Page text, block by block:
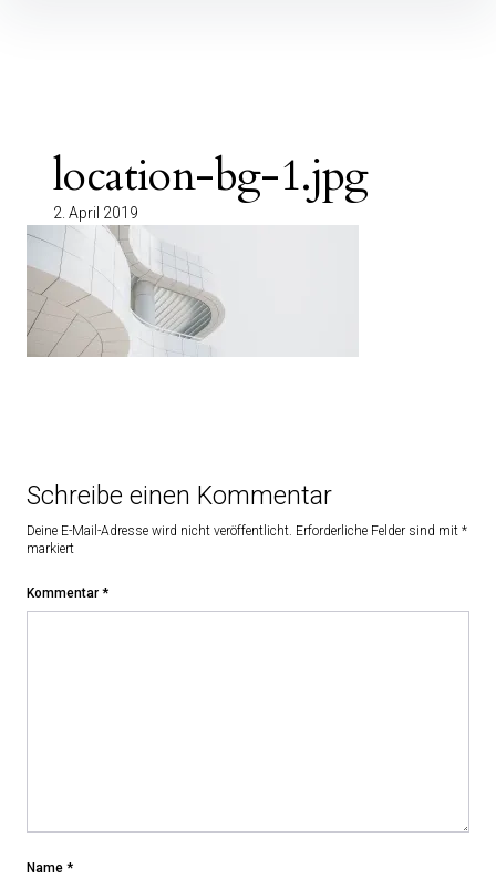
location-bg-1.jpg
2. April 2019
Schreibe einen Kommentar
Deine E-Mail-Adresse wird nicht veröffentlicht. Erforderliche Felder sind mit *
markiert
Kommentar *
Name *